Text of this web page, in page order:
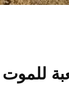
للموت